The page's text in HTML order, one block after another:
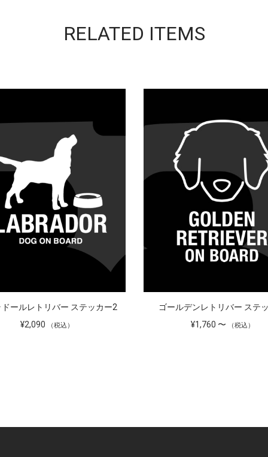
RELATED ITEMS
ールレトリバー ステッカー2
¥2,090
ゴールデンレトリバー ステ
¥1,760 〜